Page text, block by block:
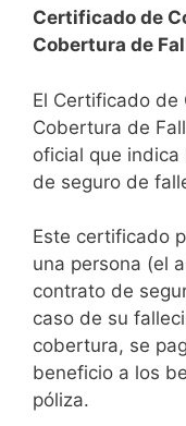
Certificado de
Cobertura de
El Certificado de
Cobertura de
oficial que
de seguro de
Este certificado
una persona (el
contrato de
caso de su
cobertura, se
beneficio a los
póliza.